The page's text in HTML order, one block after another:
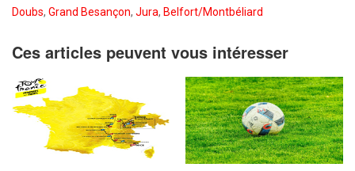
Doubs, Grand Besançon, Jura, Belfort/Montbéliard
Ces articles peuvent vous intéresser